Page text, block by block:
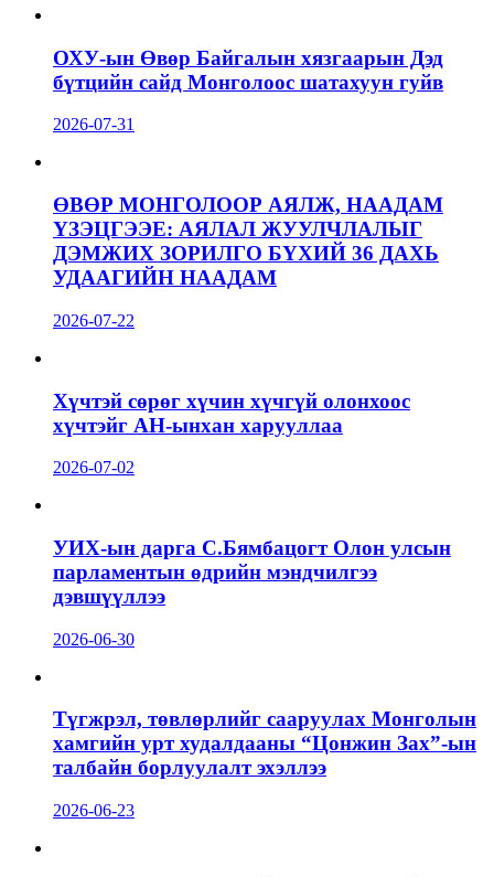
ОХУ-ын Өвөр Байгалын хязгаарын Дэд
бүтцийн сайд Монголоос шатахуун гуйв
2026-07-31
ӨВӨР МОНГОЛООР АЯЛЖ, НААДАМ
ҮЗЭЦГЭЭЕ: АЯЛАЛ ЖУУЛЧЛАЛЫГ
ДЭМЖИХ ЗОРИЛГО БҮХИЙ 36 ДАХЬ
УДААГИЙН НААДАМ
2026-07-22
Хүчтэй сөрөг хүчин хүчгүй олонхоос
хүчтэйг АН-ынхан харууллаа
2026-07-02
УИХ-ын дарга С.Бямбацогт Олон улсын
парламентын өдрийн мэндчилгээ
дэвшүүллээ
2026-06-30
Түгжрэл, төвлөрлийг сааруулах Монголын
хамгийн урт худалдааны “Цонжин Зах”-ын
талбайн борлуулалт эхэллээ
2026-06-23